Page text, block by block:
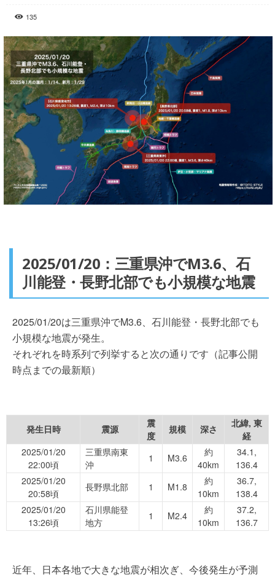
135
2025/01/20：三重県沖でM3.6、石
川能登・長野北部でも小規模な地震
2025/01/20は三重県沖でM3.6、石川能登・長野北部でも
小規模な地震が発生。
それぞれを時系列で列挙すると次の通りです（記事公開
時点までの最新順）
発生日時 震源
震
度
規模 深さ
北緯, 東
経
2025/01/20
22:00頃
三重県南東
沖
1 M3.6
約
40km
34.1,
136.4
2025/01/20
20:58頃
長野県北部 1 M1.8
約
10km
36.7,
138.4
2025/01/20
13:26頃
石川県能登
地方
1 M2.4
約
10km
37.2,
136.7
近年、日本各地で大きな地震が相次ぎ、今後発生が予測